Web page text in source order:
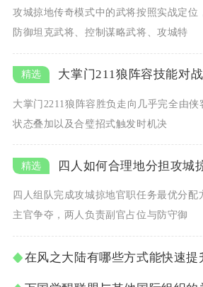
攻城掠地传奇模式中的武将按照实战定位
防御坦克武将、控制谋略武将、攻城特
大掌门211狼阵容技能对
大掌门2211狼阵容胜负走向几乎完全由侠
状态叠加以及合璧招式触发时机决
四人如何合理地分担攻城
四人组队完成攻城掠地官职任务最优分配
主官争夺，两人负责副官占位与防守御
在风之大陆有哪些方式能快速提